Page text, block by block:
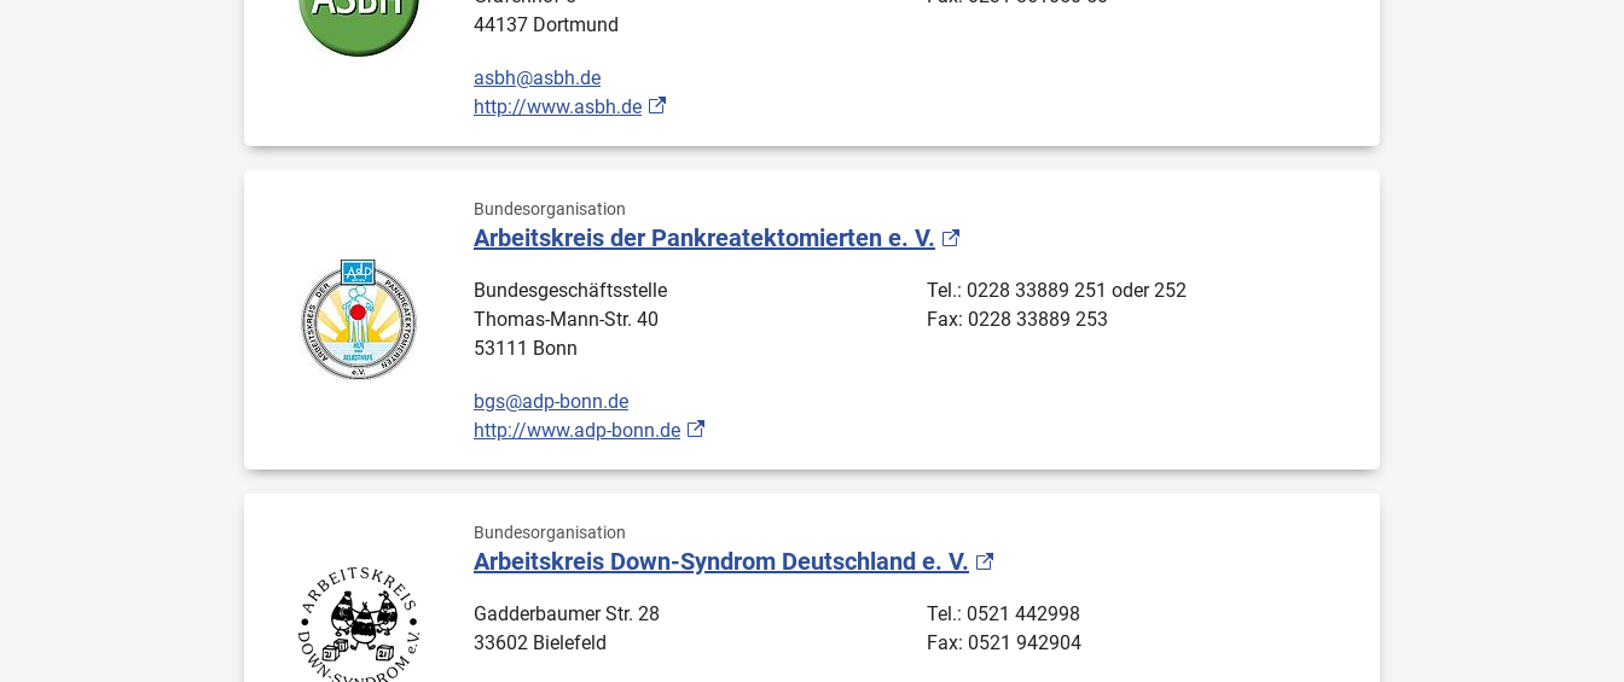
44137 Dortmund
asbh@asbh.de
http://www.asbh.de
Bundesorganisation
Arbeitskreis der Pankreatektomierten e. V.
Bundesgeschäftsstelle
Thomas-Mann-Str. 40
53111 Bonn
Tel.: 0228 33889 251 oder 252
Fax: 0228 33889 253
bgs@adp-bonn.de
http://www.adp-bonn.de
Bundesorganisation
Arbeitskreis Down-Syndrom Deutschland e. V.
Gadderbaumer Str. 28
33602 Bielefeld
Tel.: 0521 442998
Fax: 0521 942904